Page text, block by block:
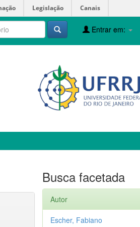
Legislação Canais
Entrar em:
Busca facetada
Autor
Escher, Fabiano